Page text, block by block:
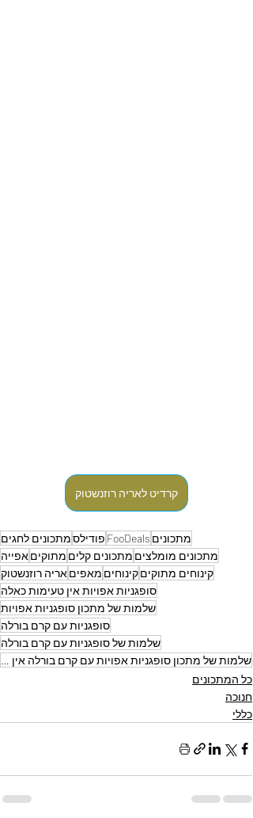
קרדיט לאריה רוזנשטוק
מתכונים FooDeals פודילסמתכונים לחגים
מתכונים מומלצים מתכונים קלים מתוקיםאפייה
קינוחים מתוקיםקינוחים מאפיםאריה רוזנשטוק
סופגניות אפויות אין טעימות כאלה
שלמות של מתכון סופגניות אפויות
סופגניות עם קרם בורלה
שלמות של סופגניות עם קרם בורלה
שלמות של מתכון סופגניות אפויות עם קרם בורלה אין טעימות כאלה - אריה רוזנשטוק
כל המתכונים
חנוכה
כללי